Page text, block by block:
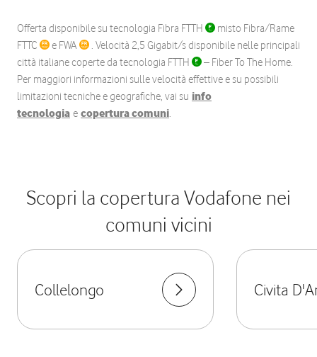
Offerta disponibile su tecnologia Fibra FTTH
misto Fibra/Rame
FTTC
e FWA
. Velocità 2,5 Gigabit/s disponibile nelle principali
città italiane coperte da tecnologia FTTH
– Fiber To The Home.
Per maggiori informazioni sulle velocità effettive e su possibili
limitazioni tecniche e geografiche, vai su info
tecnologia e copertura comuni.
Scopri la copertura Vodafone nei
comuni vicini
Collelongo Civita